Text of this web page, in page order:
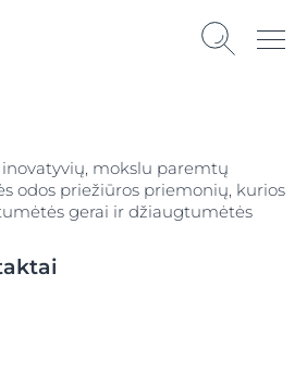
mokslu paremtų
odos priežiūros priemonių, kurios
gerai ir džiaugtumėtės